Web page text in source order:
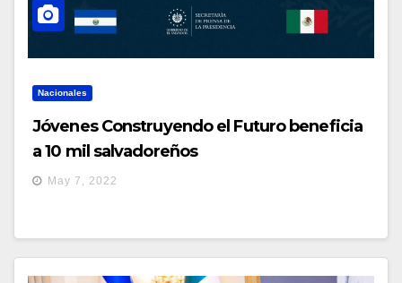
Nacionales
Jóvenes Construyendo el Futuro beneficia
a 10 mil salvadoreños
May 7, 2022